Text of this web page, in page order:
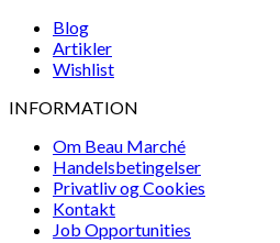
Blog
Artikler
Wishlist
INFORMATION
Om Beau Marché
Handelsbetingelser
Privatliv og Cookies
Kontakt
Job Opportunities